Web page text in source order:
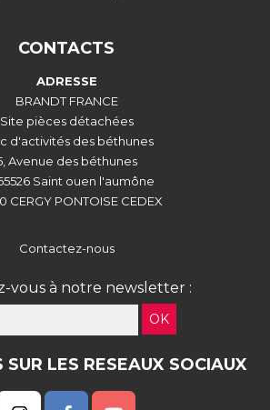
CONTACTS
ADRESSE
BRANDT FRANCE
Site pièces détachées
d'activités des béthunes
Avenue des béthunes
Saint ouen l'aumône
CERGY PONTOISE CEDEX
Contactez-nous
vous à notre newsletter :
OK
SUR LES RESEAUX SOCIAUX